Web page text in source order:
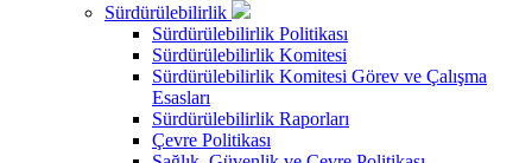
Sürdürülebilirlik
Sürdürülebilirlik Politikası
Sürdürülebilirlik Komitesi
Sürdürülebilirlik Komitesi Görev ve Çalışma
Esasları
Sürdürülebilirlik Raporları
Çevre Politikası